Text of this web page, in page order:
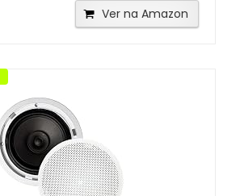
Ver na Amazon